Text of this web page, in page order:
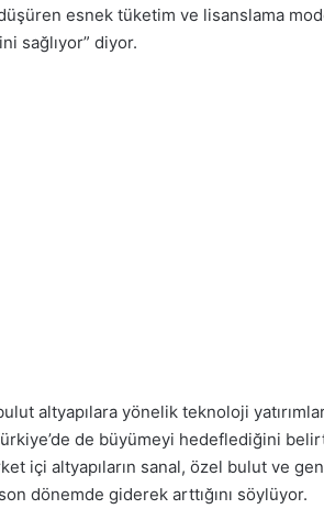
esnek tüketim ve lisanslama
sağlıyor” diyor.
altyapılara yönelik teknoloji
de büyümeyi hedeflediğini
içi altyapıların sanal, özel bulut ve
dönemde giderek arttığını söylüyor.